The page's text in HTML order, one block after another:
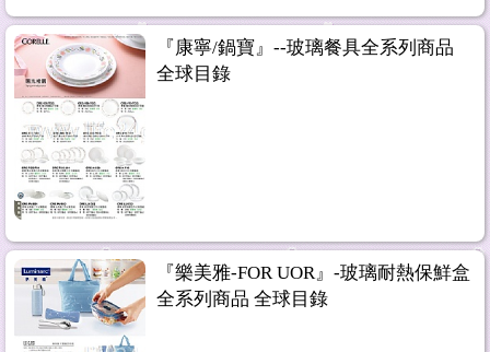
『康寧/鍋寶』--玻璃餐具全系列商品
全球目錄
『樂美雅-FOR UOR』-玻璃耐熱保鮮盒
全系列商品 全球目錄